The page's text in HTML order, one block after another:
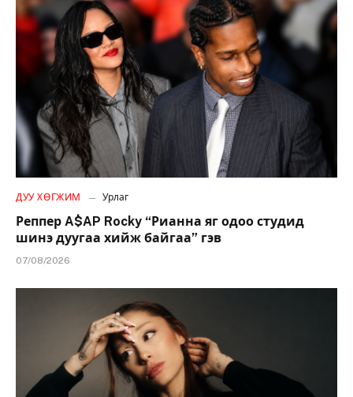
ДУУ ХӨГЖИМ Урлаг
Реппер A$AP Rocky “Рианна яг одоо студид
шинэ дуугаа хийж байгаа” гэв
07/08/2026